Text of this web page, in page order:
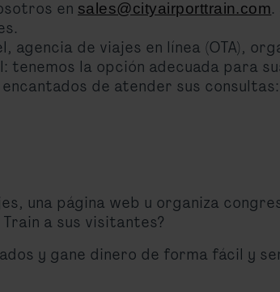
en sales@cityairporttrain.com
agencia de viajes en línea (OTA),
la opción adecuada para
de atender sus consultas:
una página web u organiza
a sus visitantes?
y gane dinero de forma fácil y